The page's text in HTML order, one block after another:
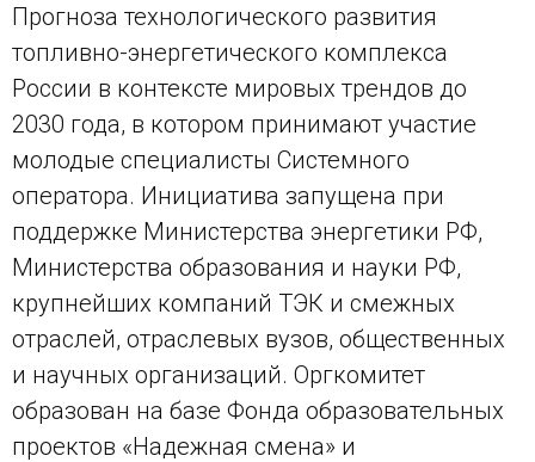
Прогноза технологического развития
топливно-энергетического комплекса
России в контексте мировых трендов до
2030 года, в котором принимают участие
молодые специалисты Системного
оператора. Инициатива запущена при
поддержке Министерства энергетики РФ,
Министерства образования и науки РФ,
крупнейших компаний ТЭК и смежных
отраслей, отраслевых вузов, общественных
и научных организаций. Оргкомитет
образован на базе Фонда образовательных
проектов «Надежная смена» и